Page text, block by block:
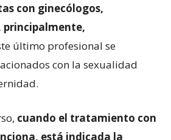
con ginecólogos,
último profesional se
con la sexualidad
cuando el tratamiento con
está indicada la